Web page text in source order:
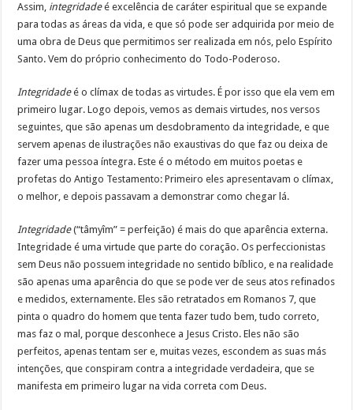
Assim, integridadeé excelência de caráter espiritual que se expande
para todas as áreas da vida, e que só pode ser adquirida por meio de
uma obra de Deus que permitimos ser realizada em nós, pelo Espírito
Santo. Vem do próprio conhecimento do Todo-Poderoso.
Integridadeé o clímax de todas as virtudes. É por isso que ela vem em
primeiro lugar. Logo depois, vemos as demais virtudes, nos versos
seguintes, que são apenas um desdobramento da integridade, e que
servem apenas de ilustrações não exaustivas do que faz ou deixa de
fazer uma pessoa íntegra. Este é o método em muitos poetas e
profetas do Antigo Testamento: Primeiro eles apresentavam o clímax,
o melhor, e depois passavam a demonstrar como chegar lá.
Integridade(“tâmyîm” = perfeição) é mais do que aparência externa.
Integridade é uma virtude que parte do coração. Os perfeccionistas
sem Deus não possuem integridade no sentido bíblico, e na realidade
são apenas uma aparência do que se pode ver de seus atos refinados
e medidos, externamente. Eles são retratados em Romanos 7, que
pinta o quadro do homem que tenta fazer tudo bem, tudo correto,
mas faz o mal, porque desconhece a Jesus Cristo. Eles não são
perfeitos, apenas tentam ser e, muitas vezes, escondem as suas más
intenções, que conspiram contra a integridade verdadeira, que se
manifesta em primeiro lugar na vida correta com Deus.